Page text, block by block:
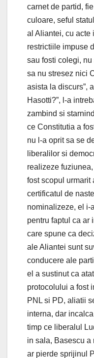
carnet de partid,
culoare, seful
al Aliantei, cu acte
restrictiile impuse
sau fosti colegi,
sa nu stresez nici
asista la discurs”,
Hasotti?”, l-a
zambind si
ce Constitutia a
nu l-a oprit sa se
liberalilor si
realizeze
fost scopul urmarit
certificatul de
nominalizeze, el i-
pentru faptul ca ar
care spune ca
ale Aliantei sunt
conducere ale
el a sustinut ca
protocolului a fost
PNL si PD, aliatii
interna, dar
timp ce liberalul
in sala, Basescu a
ar pierde sprijinul